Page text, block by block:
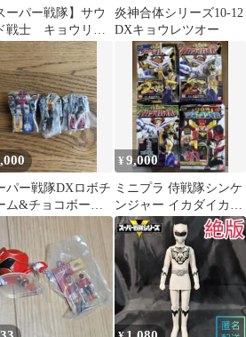
ーパー戦隊】サウ
戦士 キョウリュ
ッド
炎神合体シリーズ10-12
DXキョウレツオー
パー戦隊DXロボチ
ム&チョコボー
体セット
¥9,000
ミニプラ 侍戦隊シンケ
ンジャー イカダイカイ
オー モウギュウダイオ
ー 4箱破損有